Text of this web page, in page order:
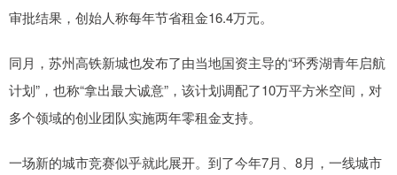
审批结果，创始人称每年节省租金16.4万元。
同月，苏州高铁新城也发布了由当地国资主导的“环秀湖青年启航
计划”，也称“拿出最大诚意”，该计划调配了10万平方米空间，对
多个领域的创业团队实施两年零租金支持。
一场新的城市竞赛似乎就此展开。到了今年7月、8月，一线城市